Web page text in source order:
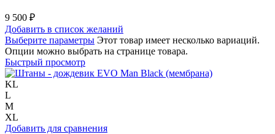
9 500 ₽
Добавить в список желаний
Выберите параметры Этот товар имеет несколько вариаций.
Опции можно выбрать на странице товара.
Быстрый просмотр
KL
L
M
XL
Добавить для сравнения